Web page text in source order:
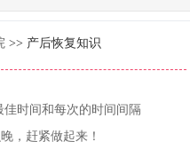
>> 产后恢复知识
时间和每次的时间间隔
，赶紧做起来！